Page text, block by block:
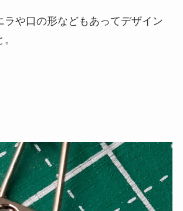
ラや口の形などもあってデザイン